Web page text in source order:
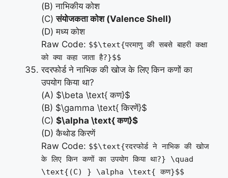
(B) नाभिकीय कोश
(C)संयोजकता कोश (Valence Shell)
(D) मध्य कोश
Raw Code: $$\text{परमाणु की सबसे बाहरी कक्षा
को क्या कहा जाता है?}$$
रदरफोर्ड ने नाभिक की खोज के लिए किन कणों का
उपयोग किया था?
(A) $\beta \text{ कण}$
(B) $\gamma \text{ किरणें}$
(C) $\alpha \text{ कण}$
(D) कैथोड किरणें
Raw Code: $$\text{रदरफोर्ड ने नाभिक की खोज
के लिए किन कणों का उपयोग किया था?} \quad
\text{(C) } \alpha \text{ कण}$$